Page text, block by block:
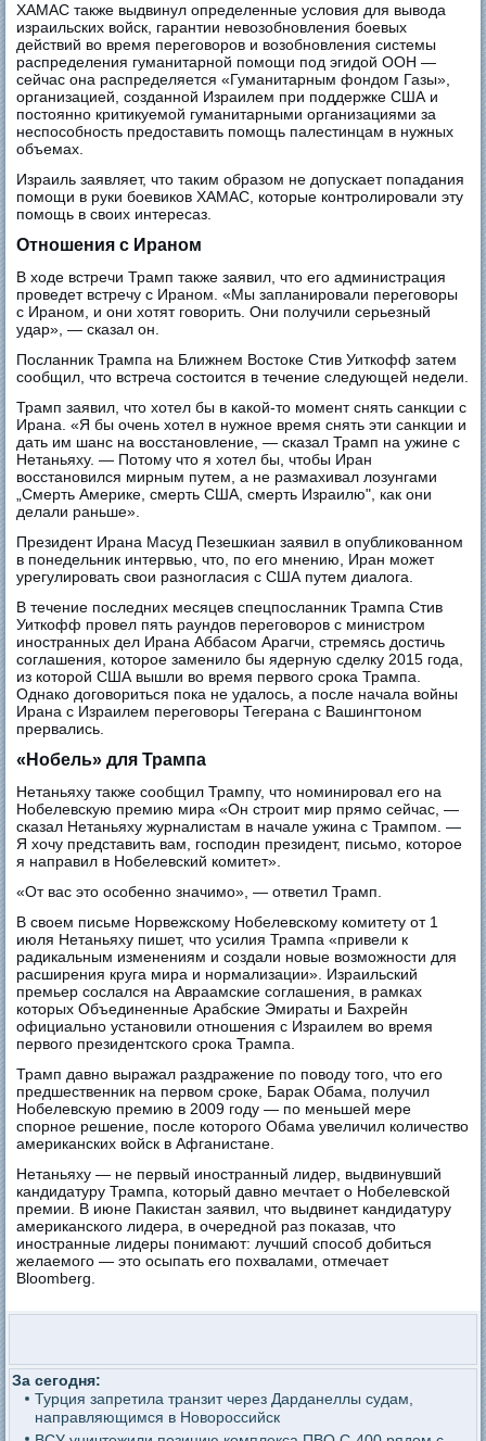
ХАМАС также выдвинул определенные условия для вывода
израильских войск, гарантии невозобновления боевых
действий во время переговоров и возобновления системы
распределения гуманитарной помощи под эгидой ООН —
сейчас она распределяется «Гуманитарным фондом Газы»,
организацией, созданной Израилем при поддержке США и
постоянно критикуемой гуманитарными организациями за
неспособность предоставить помощь палестинцам в нужных
объемах.
Израиль заявляет, что таким образом не допускает попадания
помощи в руки боевиков ХАМАС, которые контролировали эту
помощь в своих интересаз.
Отношения с Ираном
В ходе встречи Трамп также заявил, что его администрация
проведет встречу с Ираном. «Мы запланировали переговоры
с Ираном, и они хотят говорить. Они получили серьезный
удар», — сказал он.
Посланник Трампа на Ближнем Востоке Стив Уиткофф затем
сообщил, что встреча состоится в течение следующей недели.
Трамп заявил, что хотел бы в какой-то момент снять санкции с
Ирана. «Я бы очень хотел в нужное время снять эти санкции и
дать им шанс на восстановление, — сказал Трамп на ужине с
Нетаньяху. — Потому что я хотел бы, чтобы Иран
восстановился мирным путем, а не размахивал лозунгами
„Смерть Америке, смерть США, смерть Израилю", как они
делали раньше».
Президент Ирана Масуд Пезешкиан заявил в опубликованном
в понедельник интервью, что, по его мнению, Иран может
урегулировать свои разногласия с США путем диалога.
В течение последних месяцев спецпосланник Трампа Стив
Уиткофф провел пять раундов переговоров с министром
иностранных дел Ирана Аббасом Арагчи, стремясь достичь
соглашения, которое заменило бы ядерную сделку 2015 года,
из которой США вышли во время первого срока Трампа.
Однако договориться пока не удалось, а после начала войны
Ирана с Израилем переговоры Тегерана с Вашингтоном
прервались.
«Нобель» для Трампа
Нетаньяху также сообщил Трампу, что номинировал его на
Нобелевскую премию мира «Он строит мир прямо сейчас, —
сказал Нетаньяху журналистам в начале ужина с Трампом. —
Я хочу представить вам, господин президент, письмо, которое
я направил в Нобелевский комитет».
«От вас это особенно значимо», — ответил Трамп.
В своем письме Норвежскому Нобелевскому комитету от 1
июля Нетаньяху пишет, что усилия Трампа «привели к
радикальным изменениям и создали новые возможности для
расширения круга мира и нормализации». Израильский
премьер сослался на Авраамские соглашения, в рамках
которых Объединенные Арабские Эмираты и Бахрейн
официально установили отношения с Израилем во время
первого президентского срока Трампа.
Трамп давно выражал раздражение по поводу того, что его
предшественник на первом сроке, Барак Обама, получил
Нобелевскую премию в 2009 году — по меньшей мере
спорное решение, после которого Обама увеличил количество
американских войск в Афганистане.
Нетаньяху — не первый иностранный лидер, выдвинувший
кандидатуру Трампа, который давно мечтает о Нобелевской
премии. В июне Пакистан заявил, что выдвинет кандидатуру
американского лидера, в очередной раз показав, что
иностранные лидеры понимают: лучший способ добиться
желаемого — это осыпать его похвалами, отмечает
Bloomberg.
За сегодня:
Турция запретила транзит через Дарданеллы судам,
направляющимся в Новороссийск